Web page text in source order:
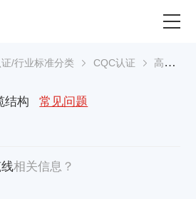
/行业标准分类 CQC认证 高端建筑线
结构 常见问题
相关信息？